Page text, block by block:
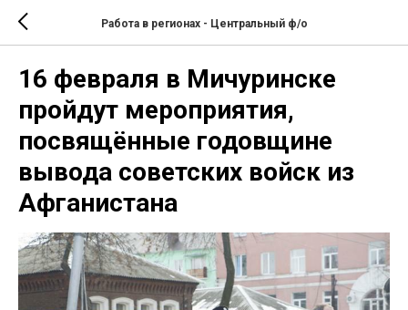
Работа в регионах - Центральный ф/о
16 февраля в Мичуринске
пройдут мероприятия,
посвящённые годовщине
вывода советских войск из
Афганистана